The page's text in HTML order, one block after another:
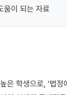
움이 되는 자료
은 학생으로, ‘법